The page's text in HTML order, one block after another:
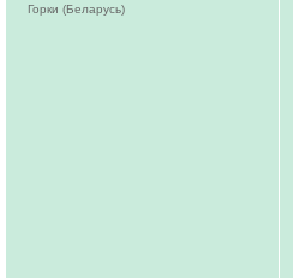
Горки (Беларусь)